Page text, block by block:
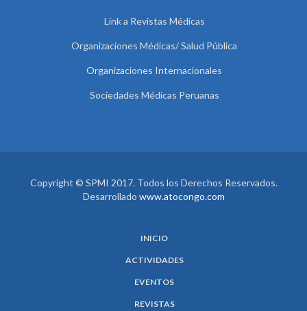
Link a Revistas Médicas
Organizaciones Médicas/ Salud Pública
Organizaciones Internacionales
Sociedades Médicas Peruanas
Copyright © SPMI 2017. Todos los Derechos Reservados.
Desarrollado www.atocongo.com
INICIO
ACTIVIDADES
EVENTOS
REVISTAS